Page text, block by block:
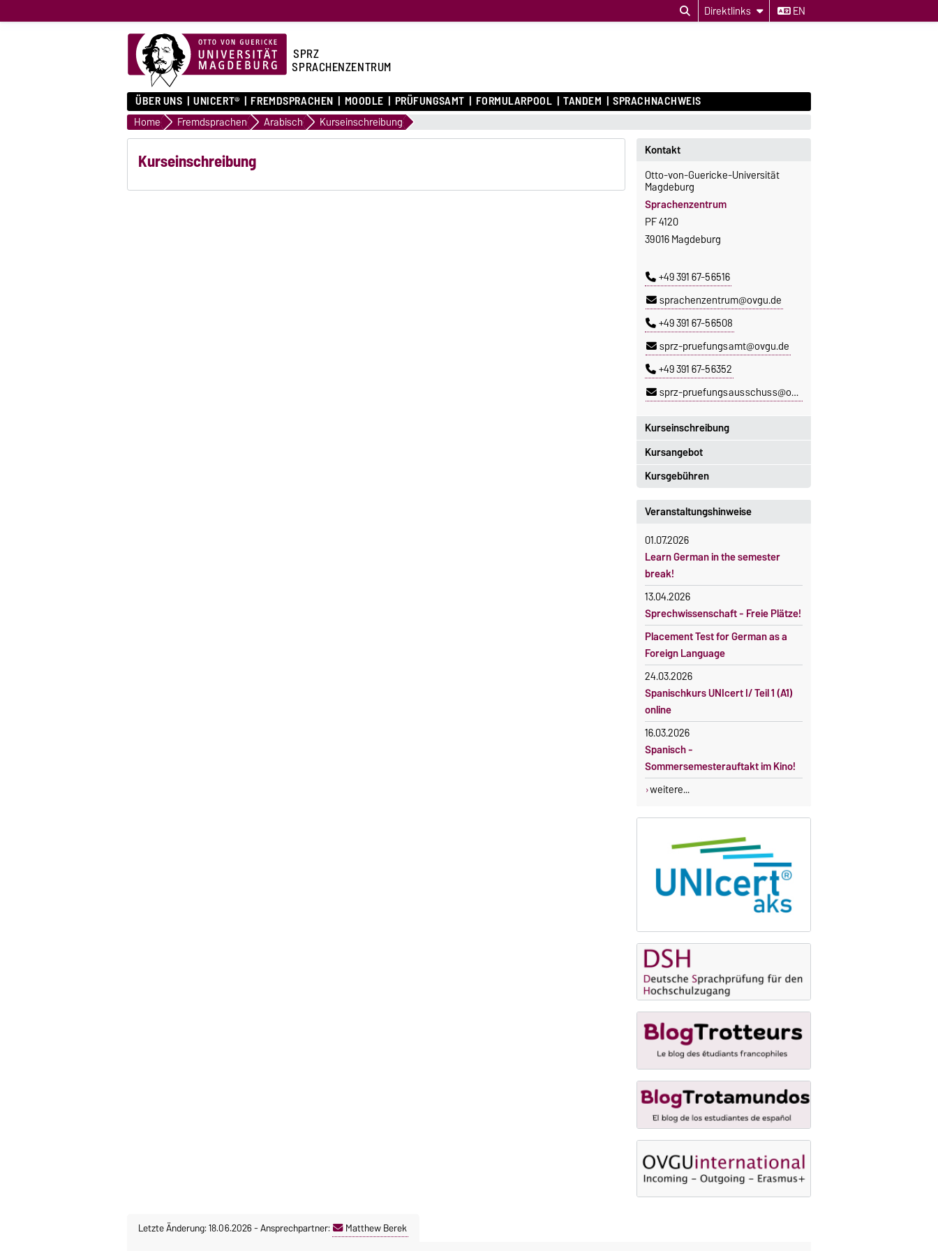
Direktlinks EN
SPRZ
SPRACHENZENTRUM
ÜBER UNS UNICERT® FREMDSPRACHEN MOODLE PRÜFUNGSAMT FORMULARPOOL TANDEM SPRACHNACHWEIS
Home Fremdsprachen Arabisch Kurseinschreibung
Kurseinschreibung
Kurseinschreibung
Einschreibezeitraum:
5. Oktober 2026, 9.00 Uhr bis
23. Oktober 2026, 18 Uhr
Moodle
Die Kurse beginnen ab dem 12.
Oktober 2026.
Kursteilnahme nur nach
fristgerechter Online-Anmeldung
Kontakt
Otto-von-Guericke-Universität
Magdeburg
Sprachenzentrum
PF 4120
39016 Magdeburg
+49 391 67-56516
sprachenzentrum@ovgu.de
+49 391 67-56508
sprz-pruefungsamt@ovgu.de
+49 391 67-56352
sprz-pruefungsausschuss@ovgu.de
Kursangebot
Das aktuelle Kursprogramm des
SPRZ finden Sie hier.
Kursgebühren
Sprachkurse sind i. d. R.
gebührenpflichtig.
Gebühren
Gebührenrückerstattung
Gebührenbefreiungen bei
curricularer Sprachausbildung
Gebührenbefreiung bei Incomings
Veranstaltungshinweise
01.07.2026
Learn German in the semester
break!
13.04.2026
Sprechwissenschaft - Freie Plätze!
Placement Test for German as a
Foreign Language
24.03.2026
Spanischkurs UNIcert I/ Teil 1 (A1)
online
16.03.2026
Spanisch -
Sommersemesterauftakt im Kino!
weitere...
Letzte Änderung: 18.06.2026-Ansprechpartner: Matthew Berek